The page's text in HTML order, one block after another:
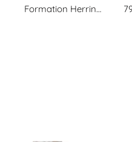
Formation Herringbone gun